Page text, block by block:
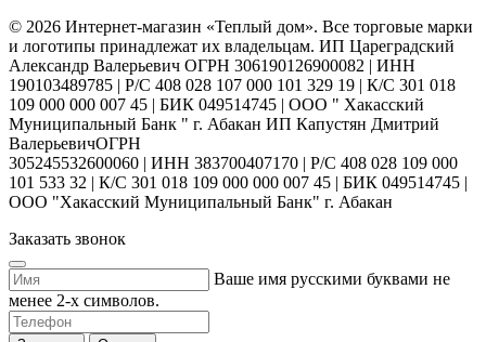
© 2026 Интернет-магазин «Теплый дом». Все торговые марки
и логотипы принадлежат их владельцам. ИП Цареградский
Александр Валерьевич ОГРН 306190126900082 | ИНН
190103489785 | Р/С 408 028 107 000 101 329 19 | К/С 301 018
109 000 000 007 45 | БИК 049514745 | ООО " Хакасский
Муниципальный Банк " г. Абакан ИП Капустян Дмитрий
ВалерьевичОГРН
305245532600060 | ИНН 383700407170 | Р/С 408 028 109 000
101 533 32 | К/С 301 018 109 000 000 007 45 | БИК 049514745 |
ООО "Хакасский Муниципальный Банк" г. Абакан
Заказать звонок
Ваше имя русскими буквами не
менее 2-х символов.